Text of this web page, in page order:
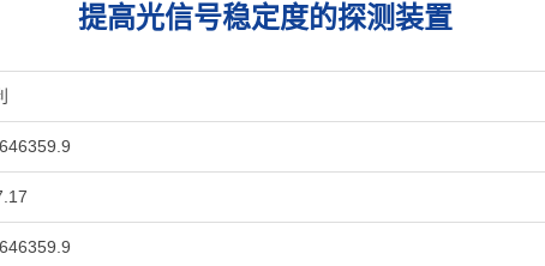
提高光信号稳定度的探测装置